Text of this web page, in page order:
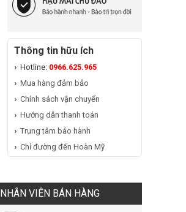
Thông tin hữu ích
Hotline: 0966.625.965
Mua hàng đảm bảo
Chính sách vận chuyển
Hướng dẫn thanh toán
Trung tâm bảo hành
Chỉ đường đến Hoàn Mỹ
NHÂN VIÊN BÁN HÀNG